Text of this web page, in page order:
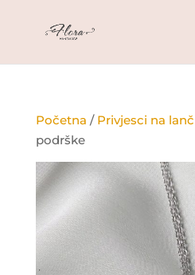
Početna / Privjesci na
podrške